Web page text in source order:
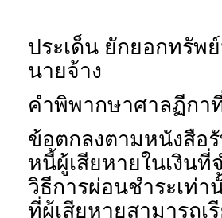
ประเด็น ยักยอกทรัพ
นายจ้าง
คำพิพากษาศาลฏีกา
ข้อตกลงตามหนังสือ
หนี้ผู้เสียหายในเงิน
วิธีการผ่อนชำระเท่
ที่ผู้เสียหายสามารถเ